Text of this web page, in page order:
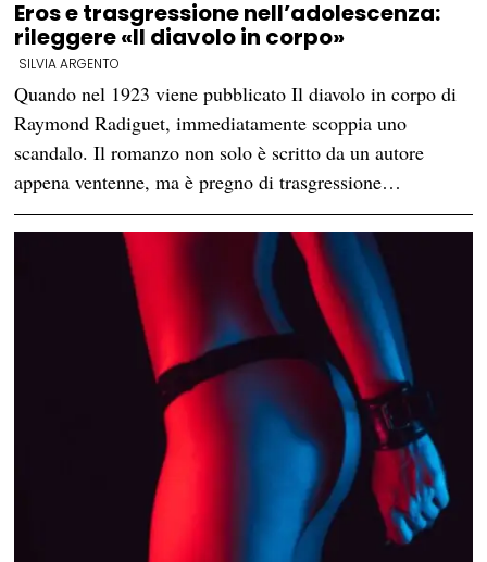
Eros e trasgressione nell’adolescenza:
rileggere «Il diavolo in corpo»
SILVIA ARGENTO
Quando nel 1923 viene pubblicato Il diavolo in corpo di
Raymond Radiguet, immediatamente scoppia uno
scandalo. Il romanzo non solo è scritto da un autore
appena ventenne, ma è pregno di trasgressione…